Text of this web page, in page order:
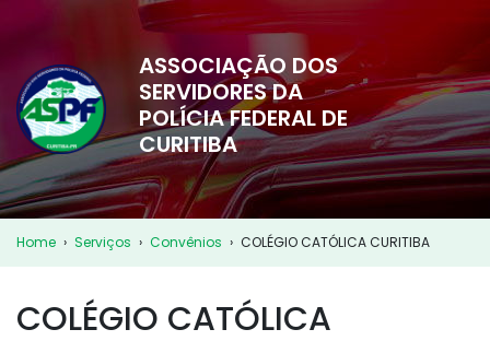
ASSOCIAÇÃO DOS
SERVIDORES DA
POLÍCIA FEDERAL DE
CURITIBA
Home › Serviços › Convênios › COLÉGIO CATÓLICA CURITIBA
COLÉGIO CATÓLICA